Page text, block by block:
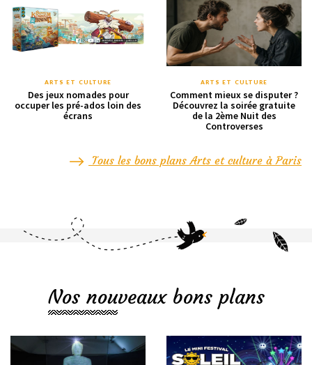
ARTS ET CULTURE
Des jeux nomades pour
occuper les pré-ados loin des
écrans
ARTS ET CULTURE
Comment mieux se disputer ?
Découvrez la soirée gratuite
de la 2ème Nuit des
Controverses
Tous les bons plans Arts et culture à Paris
Nos nouveaux bons plans